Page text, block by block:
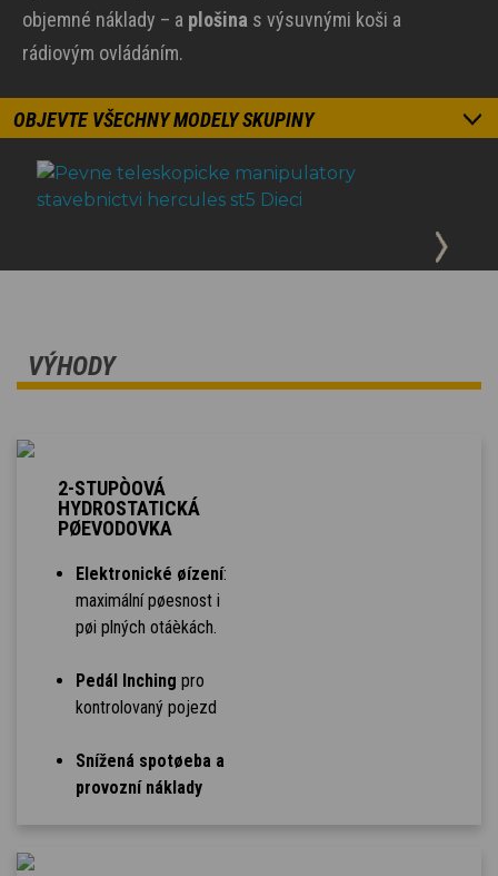
objemné náklady – a plošina s výsuvnými koši a
rádiovým ovládáním.
OBJEVTE VŠECHNY MODELY SKUPINY
VÝHODY
2-STUPÒOVÁ
HYDROSTATICKÁ
PØEVODOVKA
Elektronické øízení:
maximální pøesnost i
pøi plných otáèkách.
Pedál Inching pro
kontrolovaný pojezd
Snížená spotøeba a
provozní náklady